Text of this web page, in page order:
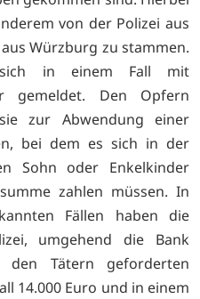
von der Polizei aus
Würzburg zu stammen.
in einem Fall mit
gemeldet. Den Opfern
zur Abwendung einer
bei dem es sich in der
Sohn oder Enkelkinder
zahlen müssen. In
Fällen haben die
umgehend die Bank
Tätern geforderten
14.000 Euro und in einem